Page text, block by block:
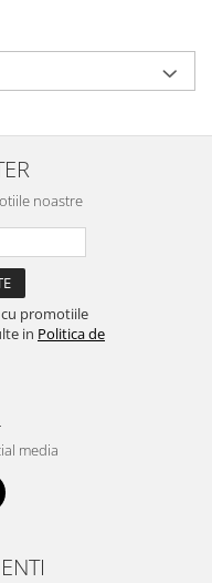
noastre
promotiile
in Politica de
media